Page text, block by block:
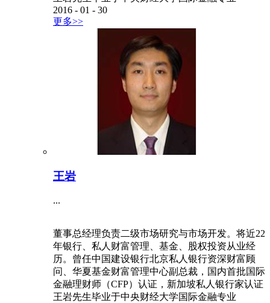
2016 - 01 - 30
更多>>
王岩
...
董事总经理负责二级市场研究与市场开发。将近22
年银行、私人财富管理、基金、股权投资从业经
历。曾任中国建设银行北京私人银行资深财富顾
问、华夏基金财富管理中心副总裁，国内首批国际
金融理财师（CFP）认证，新加坡私人银行家认证
王岩先生毕业于中央财经大学国际金融专业